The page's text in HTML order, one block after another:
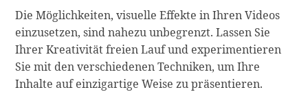
Die Möglichkeiten, visuelle Effekte in Ihren Videos
einzusetzen, sind nahezu unbegrenzt. Lassen Sie
Ihrer Kreativität freien Lauf und experimentieren
Sie mit den verschiedenen Techniken, um Ihre
Inhalte auf einzigartige Weise zu präsentieren.